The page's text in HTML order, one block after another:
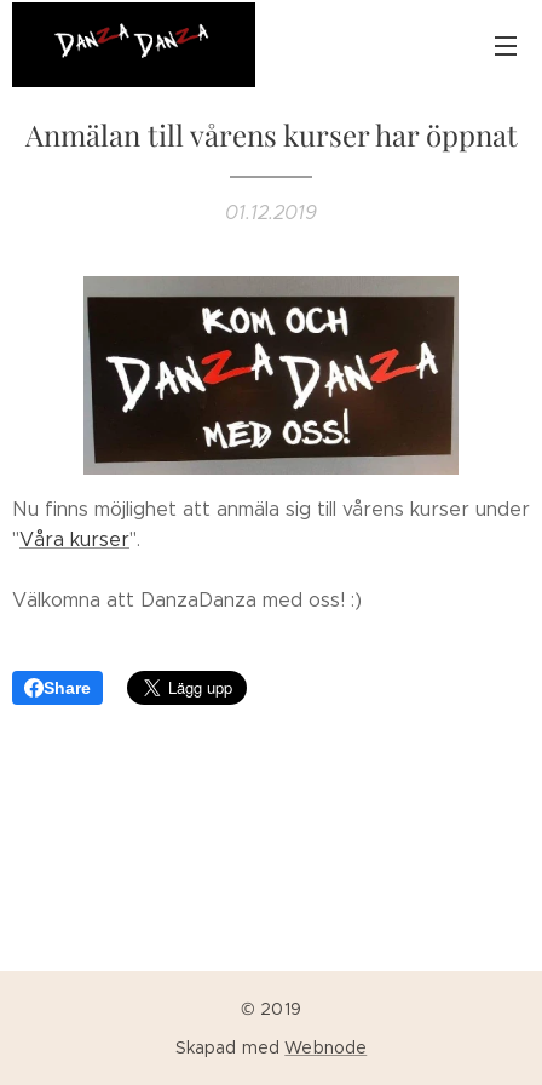
Anmälan till vårens kurser har öppnat
01.12.2019
Nu finns möjlighet att anmäla sig till vårens kurser under
"Våra kurser".
Välkomna att DanzaDanza med oss! :)
Share
© 2019
Skapad medWebnode